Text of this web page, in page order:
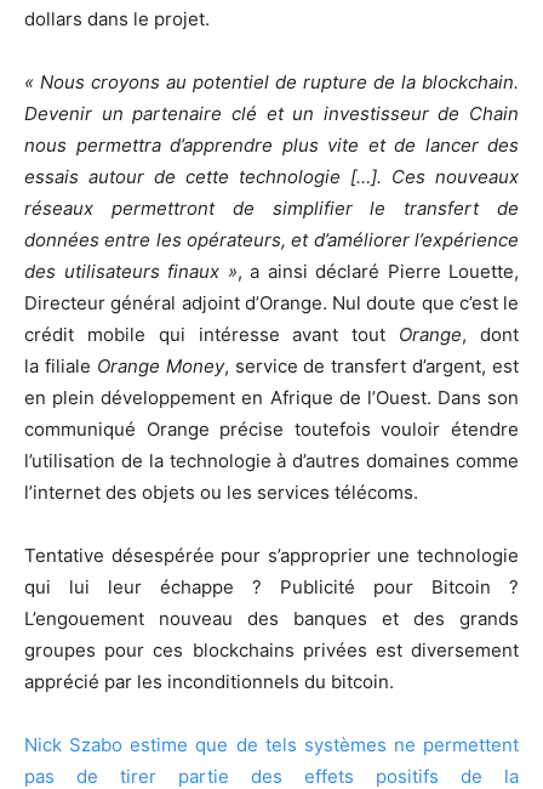
dollars dans le projet.
« Nous croyons au potentiel de rupture de la blockchain.
Devenir un partenaire clé et un investisseur de Chain
nous permettra d’apprendre plus vite et de lancer des
essais autour de cette technologie […]. Ces nouveaux
réseaux permettront de simplifier le transfert de
données entre les opérateurs, et d’améliorer l’expérience
des utilisateurs finaux », a ainsi déclaré Pierre Louette,
Directeur général adjoint d’Orange. Nul doute que c’est le
crédit mobile qui intéresse avant tout Orange, dont
la filiale Orange Money, service de transfert d’argent, est
en plein développement en Afrique de l’Ouest. Dans son
communiqué Orange précise toutefois vouloir étendre
l’utilisation de la technologie à d’autres domaines comme
l’internet des objets ou les services télécoms.
Tentative désespérée pour s’approprier une technologie
qui lui leur échappe ? Publicité pour Bitcoin ?
L’engouement nouveau des banques et des grands
groupes pour ces blockchains privées est diversement
apprécié par les inconditionnels du bitcoin.
Nick Szabo estime que de tels systèmes ne permettent
pas de tirer partie des effets positifs de la